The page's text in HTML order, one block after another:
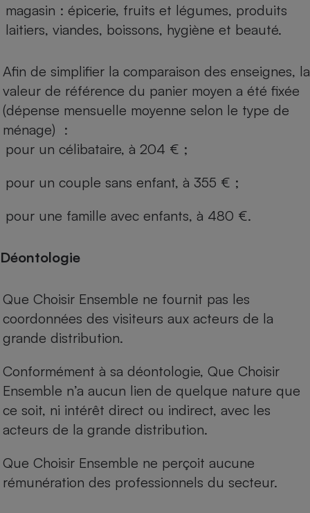
magasin : épicerie, fruits et légumes, produits
laitiers, viandes, boissons, hygiène et beauté.
Afin de simplifier la comparaison des enseignes, la
valeur de référence du panier moyen a été fixée
(dépense mensuelle moyenne selon le type de
ménage) :
pour un célibataire, à 204 € ;
pour un couple sans enfant, à 355 € ;
pour une famille avec enfants, à 480 €.
Déontologie
Que Choisir Ensemble ne fournit pas les
coordonnées des visiteurs aux acteurs de la
grande distribution.
Conformément à sa déontologie, Que Choisir
Ensemble n’a aucun lien de quelque nature que
ce soit, ni intérêt direct ou indirect, avec les
acteurs de la grande distribution.
Que Choisir Ensemble ne perçoit aucune
rémunération des professionnels du secteur.